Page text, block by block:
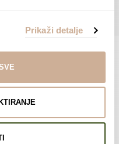
Prikaži detalje